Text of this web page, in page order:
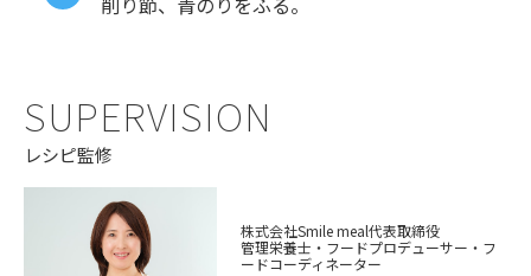
SUPERVISION
レシピ監修
株式会社Smile meal代表取締役
管理栄養士・フードプロデューサー・フ
ードコーディネーター